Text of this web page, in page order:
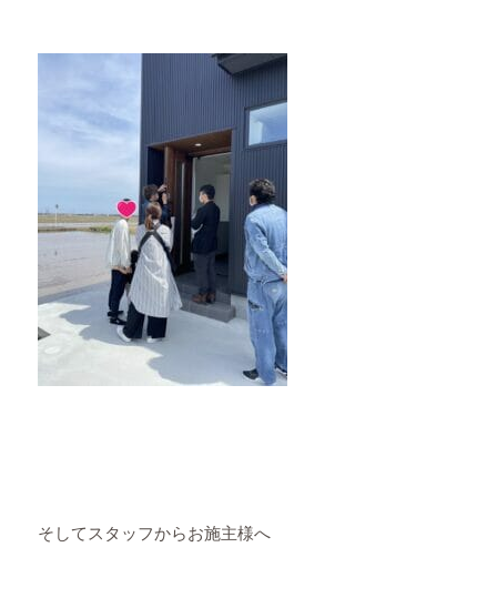
そしてスタッフからお施主様へ